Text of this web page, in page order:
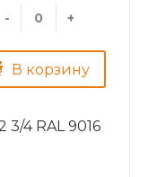
- +
В корзину
3/4 RAL 9016